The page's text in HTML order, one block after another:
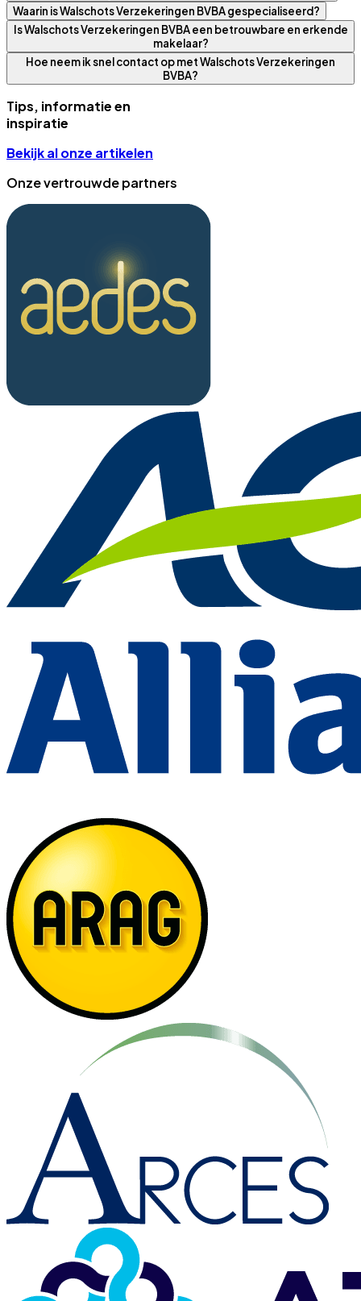
Waarin is Walschots Verzekeringen BVBA gespecialiseerd?
Is Walschots Verzekeringen BVBA een betrouwbare en erkende
makelaar?
Hoe neem ik snel contact op met Walschots Verzekeringen
BVBA?
Tips, informatie en
inspiratie
Bekijk al onze artikelen
Onze vertrouwde partners